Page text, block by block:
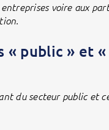
voire aux
public » et
du secteur public et